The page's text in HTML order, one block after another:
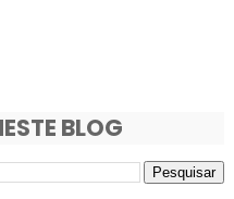
BLOG